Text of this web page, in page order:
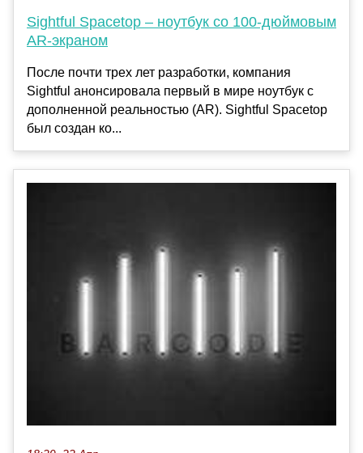
Sightful Spacetop – ноутбук со 100-дюймовым
AR-экраном
После почти трех лет разработки, компания
Sightful анонсировала первый в мире ноутбук с
дополненной реальностью (AR). Sightful Spacetop
был создан ко...